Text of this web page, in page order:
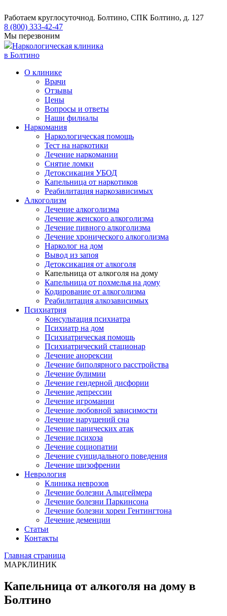
Работаем круглосуточнод. Болтино, СПК Болтино, д. 127
8 (800) 333-42-47
Мы перезвоним
Наркологическая клиника
в Болтино
О клинике
Врачи
Отзывы
Цены
Вопросы и ответы
Наши филиалы
Наркомания
Наркологическая помощь
Тест на наркотики
Лечение наркомании
Снятие ломки
​​Детоксикация УБОД
Капельница от наркотиков
Реабилитация наркозависимых
Алкоголизм
Лечение алкоголизма
Лечение женского алкоголизма
Лечение пивного алкоголизма
Лечение хронического алкоголизма
Нарколог на дом
Вывод из запоя
Детоксикация от алкоголя
Капельница от алкоголя на дому
Капельница от похмелья на дому
Кодирование от алкоголизма
Реабилитация алкозависимых
Психиатрия
Консультация психиатра
Психиатр на дом
Психиатрическая помощь
Психиатрический стационар
Лечение анорексии
Лечение биполярного расстройства
Лечение булимии
Лечение гендерной дисфории
Лечение депрессии
Лечение игромании
Лечение любовной зависимости
Лечение нарушений сна
Лечение панических атак
Лечение психоза
Лечение социопатии
Лечение суицидального поведения
Лечение шизофрении
Неврология
Клиника неврозов
Лечение болезни Альцгеймера
Лечение болезни Паркинсона
Лечение болезни хореи Гентингтона
Лечение деменции
Статьи
Контакты
Главная страница
МАРКЛИНИК
Капельница от алкоголя на дому в
Болтино